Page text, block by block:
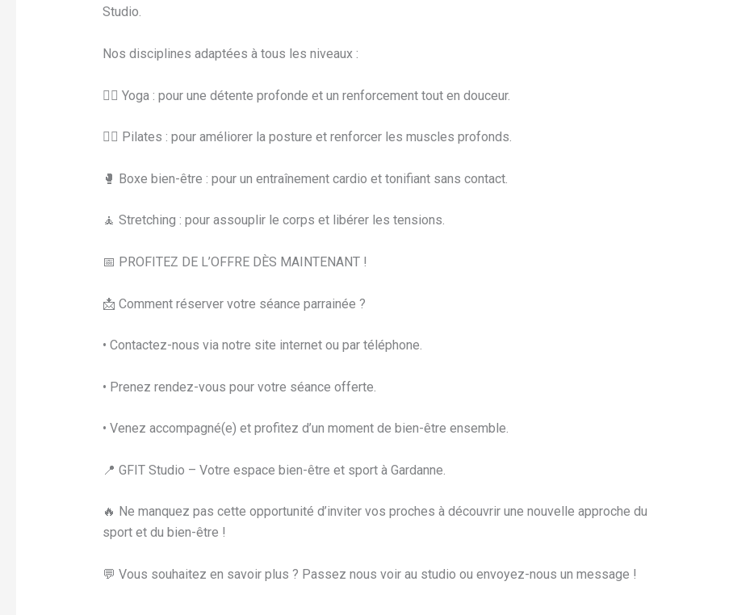
Studio.
Nos disciplines adaptées à tous les niveaux :
🧘‍♀️ Yoga : pour une détente profonde et un renforcement tout en douceur.
🏋️‍♂️ Pilates : pour améliorer la posture et renforcer les muscles profonds.
🥊 Boxe bien-être : pour un entraînement cardio et tonifiant sans contact.
🧘 Stretching : pour assouplir le corps et libérer les tensions.
📅 PROFITEZ DE L’OFFRE DÈS MAINTENANT !
📩 Comment réserver votre séance parrainée ?
• Contactez-nous via notre site internet ou par téléphone.
• Prenez rendez-vous pour votre séance offerte.
• Venez accompagné(e) et profitez d’un moment de bien-être ensemble.
📍 GFIT Studio – Votre espace bien-être et sport à Gardanne.
🔥 Ne manquez pas cette opportunité d’inviter vos proches à découvrir une nouvelle approche du
sport et du bien-être !
💬 Vous souhaitez en savoir plus ? Passez nous voir au studio ou envoyez-nous un message !